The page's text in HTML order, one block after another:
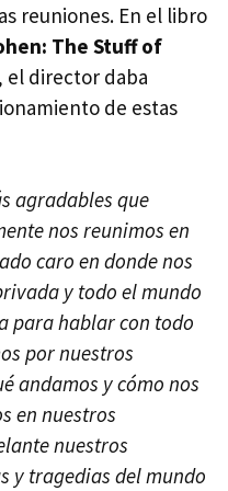
reuniones. En el libro
The Stuff of
el director daba
de estas
agradables que
nos reunimos en
caro en donde nos
y todo el mundo
para hablar con todo
por nuestros
andamos y cómo nos
en nuestros
nuestros
y tragedias del mundo